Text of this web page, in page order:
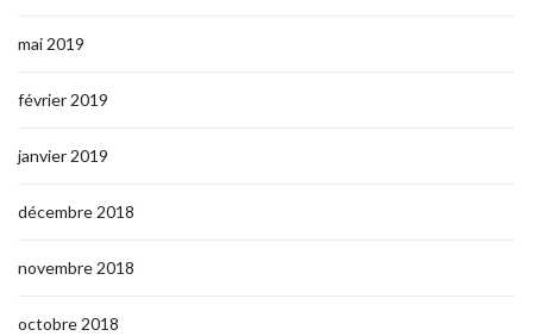
mai 2019
février 2019
janvier 2019
décembre 2018
novembre 2018
octobre 2018